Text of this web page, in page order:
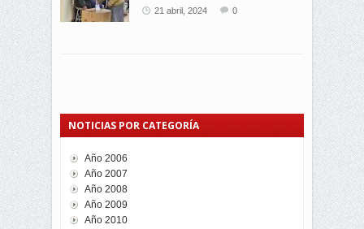
21 abril, 2024 0
NOTICIAS POR CATEGORÍA
Año 2006
Año 2007
Año 2008
Año 2009
Año 2010